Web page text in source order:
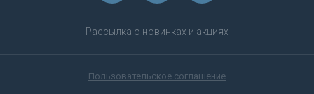
Рассылка о новинках и акциях
Пользовательское соглашение